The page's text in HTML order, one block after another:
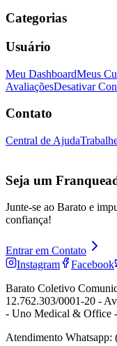
Categorias
Usuário
Meu DashboardMeus
AvaliaçõesDesativar
Contato
Central de Ajuda
Seja um
Junte-se ao Barato e
confiança!
Entrar em Contato
Instagram
Facebook
Barato Coletivo
12.762.303/0001-20 -
- Uno Medical & Office
Atendimento Whatsapp: